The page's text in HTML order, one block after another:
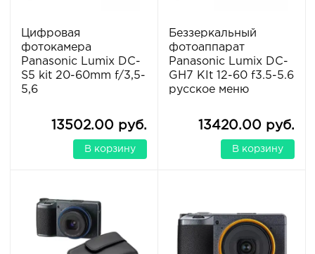
Цифровая
фотокамера
Panasonic Lumix DC-
S5 kit 20-60mm f/3,5-
5,6
13502.00 руб.
В корзину
Беззеркальный
фотоаппарат
Panasonic Lumix DC-
GH7 KIt 12-60 f3.5-5.6
русское меню
13420.00 руб.
В корзину